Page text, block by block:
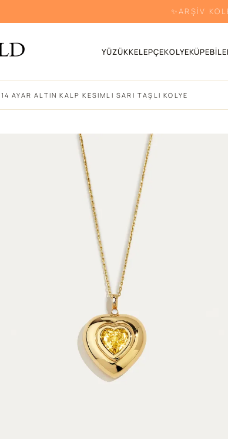
RENKLİ
YÜZÜKKELEPÇEKOLYEKÜPE
14 AYAR ALTIN KALP KESIMLI SARI TAŞLI KOLYE